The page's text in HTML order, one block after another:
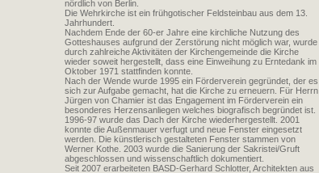
nördlich von Berlin.
Die Wehrkirche ist ein frühgotischer Feldsteinbau aus dem 13.
Jahrhundert.
Nachdem Ende der 60-er Jahre eine kirchliche Nutzung des
Gotteshauses aufgrund der Zerstörung nicht möglich war, wurde
durch zahlreiche Aktivitäten der Kirchengemeinde die Kirche
wieder soweit hergestellt, dass eine Einweihung zu Erntedank im
Oktober 1971 stattfinden konnte.
Nach der Wende wurde 1995 ein Förderverein gegründet, der es
sich zur Aufgabe gemacht, hat die Kirche zu erneuern. Für Herrn
Jürgen von Chamier ist das Engagement im Förderverein ein
besonderes Herzensanliegen welches biografisch begründet ist.
1996-97 wurde das Dach der Kirche wiederhergestellt. 2001
konnte die Außenmauer verfugt und neue Fenster eingesetzt
werden. Die künstlerisch gestalteten Fenster stammen von
Werner Kothe. 2003 wurde die Sanierung der Sakristei/Gruft
abgeschlossen und wissenschaftlich dokumentiert.
Seit 2007 erarbeiteten BASD-Gerhard Schlotter, Architekten aus